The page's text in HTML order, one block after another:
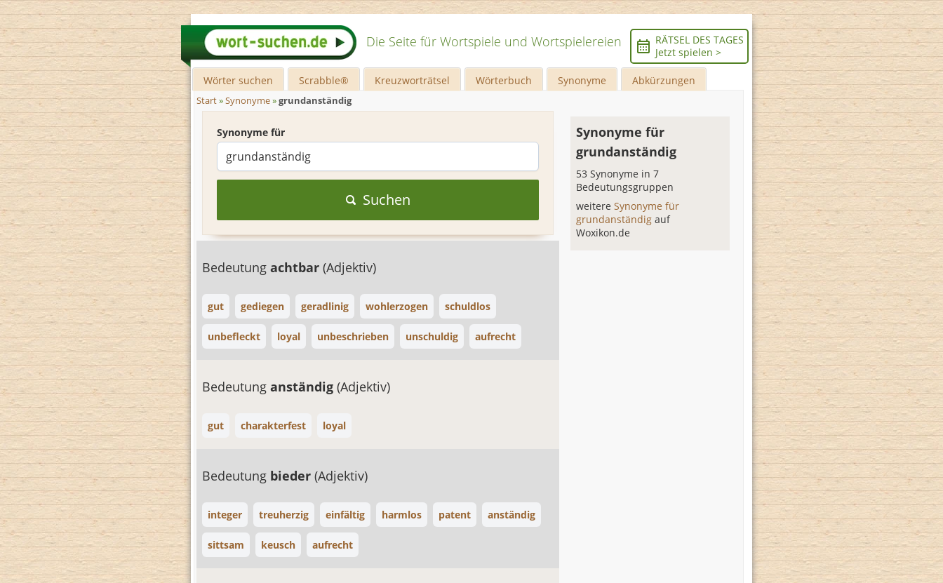
Die Seite für Wortspiele und Wortspielereien
RÄTSEL DES TAGES
Jetzt spielen >
Wörter suchen Scrabble® Kreuzworträtsel Wörterbuch Synonyme Abkürzungen
Start»Synonyme»grundanständig
Synonyme für
Suchen
Bedeutung achtbar (Adjektiv)
gut gediegen geradlinig wohlerzogen schuldlos
unbefleckt loyal unbeschrieben unschuldig aufrecht
Bedeutung anständig (Adjektiv)
gut charakterfest loyal
Bedeutung bieder (Adjektiv)
integer treuherzig einfältig harmlos patent anständig
sittsam keusch aufrecht
Synonyme für
grundanständig
53 Synonyme in 7
Bedeutungsgruppen
weitereSynonyme für
grundanständigauf
Woxikon.de